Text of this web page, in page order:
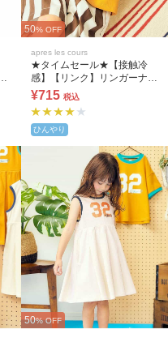
50% OFF
apres les cours
★タイムセール★【接触冷
感】【リンク】リンガーナン
バリングTシャツ
¥715 税込
ひんやり
50% OFF